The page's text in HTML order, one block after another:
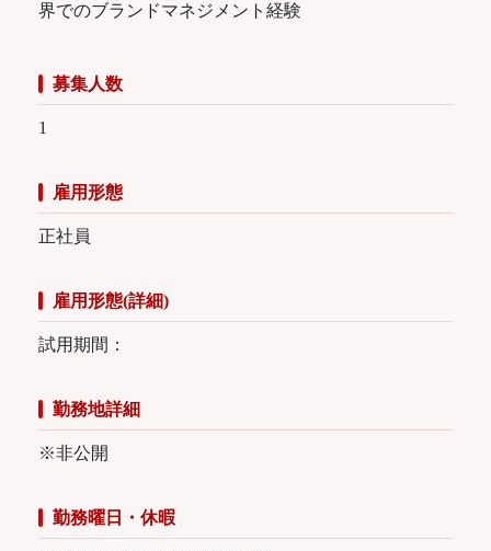
界でのブランドマネジメント経験
募集人数
1
雇用形態
正社員
雇用形態(詳細)
試用期間：
勤務地詳細
※非公開
勤務曜日・休暇